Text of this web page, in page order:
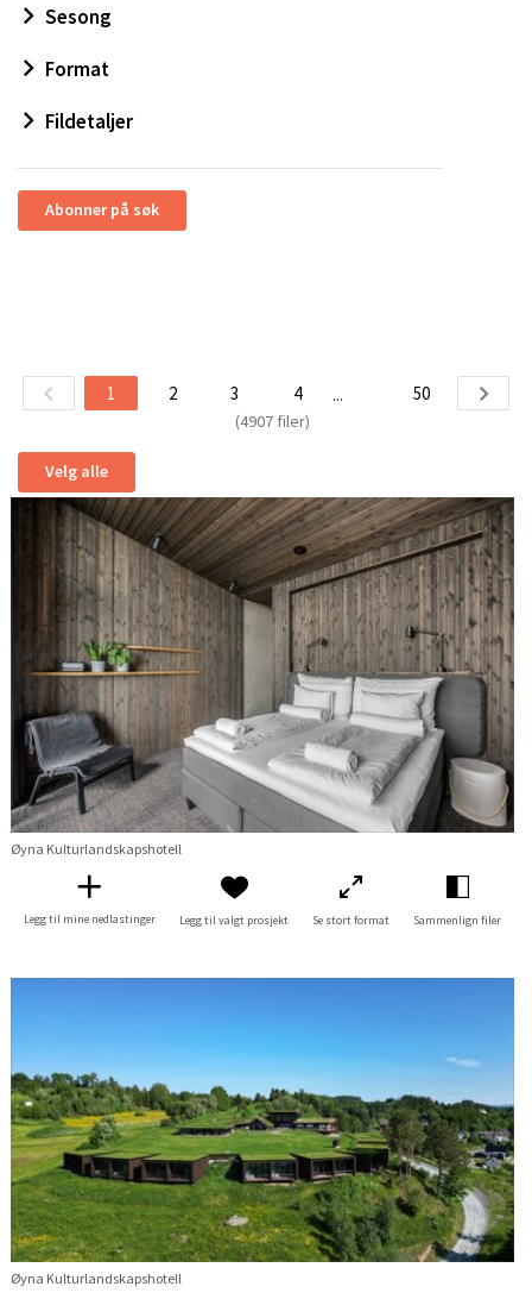
Sesong
Format
Fildetaljer
Abonner på søk
1 2 3 4 ... 50
(4907 filer)
Velg alle
Øyna Kulturlandskapshotell
Legg til mine nedlastinger Legg til valgt prosjekt Se stort format Sammenlign filer
Øyna Kulturlandskapshotell